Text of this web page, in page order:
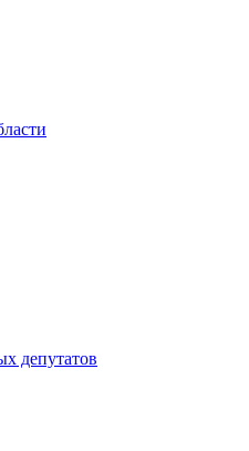
депутатов